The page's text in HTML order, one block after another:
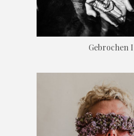
Gebrochen I